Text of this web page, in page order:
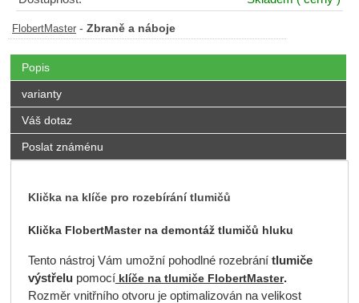
FlobertMaster - Zbraně a náboje
Popis
varianty
Váš dotaz
Poslat známénu
Klička na klíče pro rozebírání tlumičů
Klička FlobertMaster na demontáž tlumičů hluku
Tento nástroj Vám umožní pohodlné rozebrání tlumiče
výstřelu pomocí klíče na tlumiče FlobertMaster.
Rozměr vnitřního otvoru je optimalizován na velikost